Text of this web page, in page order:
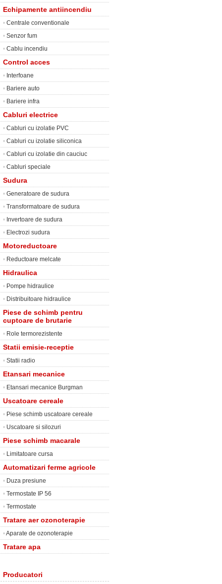
Echipamente antiincendiu
• Centrale conventionale
• Senzor fum
• Cablu incendiu
Control acces
• Interfoane
• Bariere auto
• Bariere infra
Cabluri electrice
• Cabluri cu izolatie PVC
• Cabluri cu izolatie siliconica
• Cabluri cu izolatie din cauciuc
• Cabluri speciale
Sudura
• Generatoare de sudura
• Transformatoare de sudura
• Invertoare de sudura
• Electrozi sudura
Motoreductoare
• Reductoare melcate
Hidraulica
• Pompe hidraulice
• Distribuitoare hidraulice
Piese de schimb pentru
cuptoare de brutarie
• Role termorezistente
Statii emisie-receptie
• Statii radio
Etansari mecanice
• Etansari mecanice Burgman
Uscatoare cereale
• Piese schimb uscatoare cereale
• Uscatoare si silozuri
Piese schimb macarale
• Limitatoare cursa
Automatizari ferme agricole
• Duza presiune
• Termostate IP 56
• Termostate
Tratare aer ozonoterapie
•Aparate de ozonoterapie
Tratare apa
Producatori